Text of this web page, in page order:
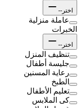
اختر--
عاملة منزلية
الخبرات
اختر--
تنظيف المنزل
جليسة أطفال
رعاية المسنين
الطبخ
تعليم الأطفال
كى الملابس